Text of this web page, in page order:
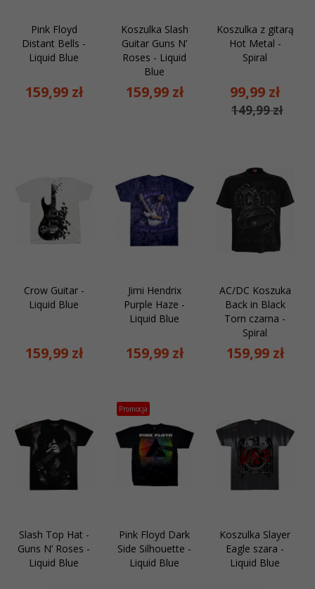
Pink Floyd
Distant Bells -
Liquid Blue
159,99 zł
Koszulka Slash
Guitar Guns N’
Roses - Liquid
Blue
159,99 zł
Koszulka z gitarą
Hot Metal -
Spiral
99,99 zł
149,99 zł
Crow Guitar -
Liquid Blue
159,99 zł
Jimi Hendrix
Purple Haze -
Liquid Blue
159,99 zł
AC/DC Koszuka
Back in Black
Torn czarna -
Spiral
159,99 zł
Slash Top Hat -
Guns N’ Roses -
Liquid Blue
Promocja
Pink Floyd Dark
Side Silhouette -
Liquid Blue
Koszulka Slayer
Eagle szara -
Liquid Blue